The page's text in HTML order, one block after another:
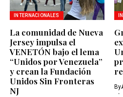
INTERNACIONALES
La comunidad de Nueva
Jersey impulsa el
VENETÓN bajo el lema
“Unidos por Venezuela”
y crean la Fundación
Unidos Sin Fronteras
NJ
By